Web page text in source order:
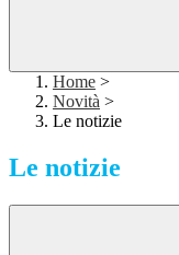
Home >
Novità >
Le notizie
Le notizie